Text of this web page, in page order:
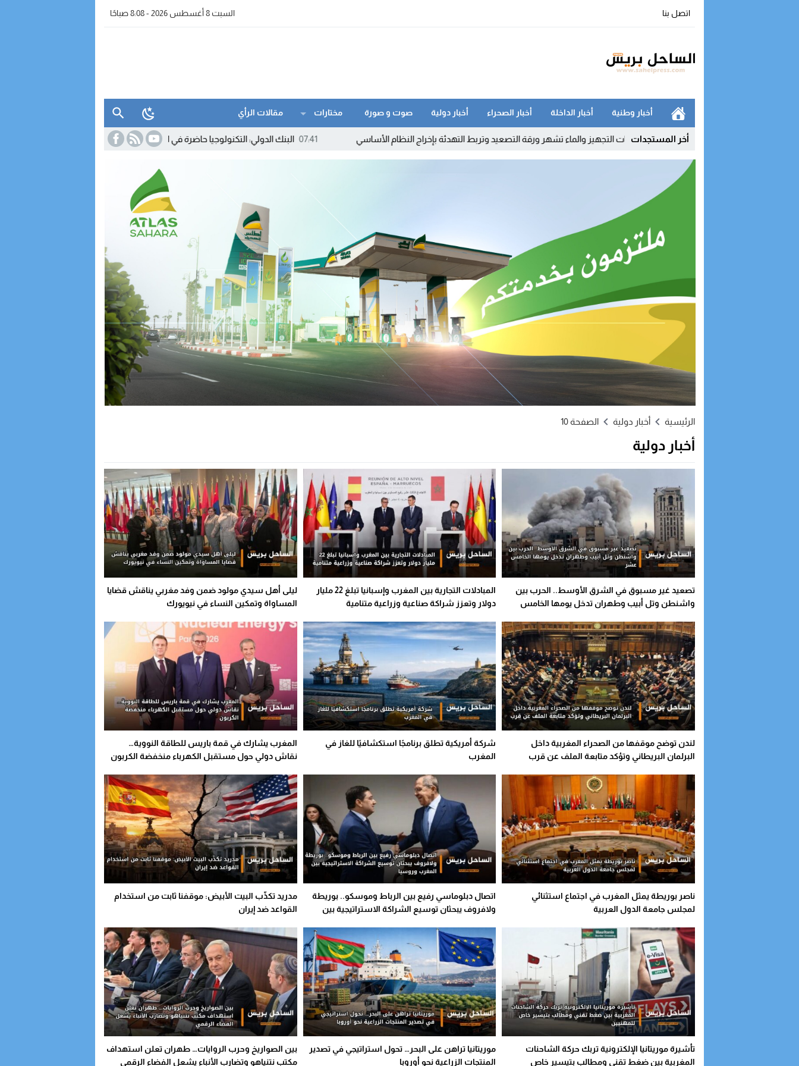
اتصل بنا السبت 8 أغسطس 2026 - 8:08 صباحًا
أخبار وطنية أخبار الداخلة أخبار الصحراء أخبار دولية صوت و صورة مختارات مقالات الرأي
أخر المستجدات 07:41 البنك الدولي: التكنولوجيا حاضرة في المقاولات المغربية.. لكن استخدامها لا يزال محدودا نقابات التجهيز والماء تشهر ورقة التصعيد وتربط التهدئة بإخراج النظام الأساسي
الرئيسية أخبار دولية الصفحة 10
أخبار دولية
تصعيد غير مسبوق في الشرق الأوسط.. الحرب بين
واشنطن وتل أبيب وطهران تدخل يومها الخامس
المبادلات التجارية بين المغرب وإسبانيا تبلغ 22 مليار
دولار وتعزز شراكة صناعية وزراعية متنامية
ليلى أهل سيدي مولود ضمن وفد مغربي يناقش قضايا
المساواة وتمكين النساء في نيويورك
لندن توضح موقفها من الصحراء المغربية داخل
البرلمان البريطاني وتؤكد متابعة الملف عن قرب
شركة أمريكية تطلق برنامجًا استكشافيًا للغاز في
المغرب
المغرب يشارك في قمة باريس للطاقة النووية…
نقاش دولي حول مستقبل الكهرباء منخفضة الكربون
ناصر بوريطة يمثل المغرب في اجتماع استثنائي
لمجلس جامعة الدول العربية
اتصال دبلوماسي رفيع بين الرباط وموسكو.. بوريطة
ولافروف يبحثان توسيع الشراكة الاستراتيجية بين
مدريد تكذّب البيت الأبيض: موقفنا ثابت من استخدام
القواعد ضد إيران
تأشيرة موريتانيا الإلكترونية تربك حركة الشاحنات
المغربية بين ضغط تقني ومطالب بتيسير خاص
موريتانيا تراهن على البحر… تحول استراتيجي في تصدير
المنتجات الزراعية نحو أوروبا
بين الصواريخ وحرب الروايات… طهران تعلن استهداف
مكتب نتنياهو وتضارب الأنباء يشعل الفضاء الرقمي